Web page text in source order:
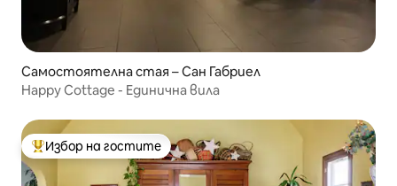
Самостоятелна стая – Сан Габриел
Happy Cottage - Единична вила
Най-популярен избор на гостите
Избор на гостите